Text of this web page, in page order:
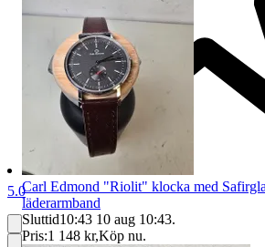
5.0Carl Edmond "Riolit" klocka med
läderarmband
Sluttid10:43 10 aug 10:43.
Pris:1 148 kr,Köp nu.